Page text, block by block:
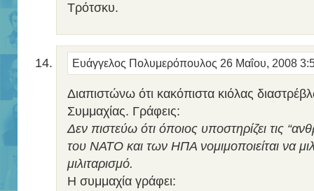
Τρότσκυ.
Ευάγγελος Πολυμερόπουλος 26 Μαΐου, 2008
Διαπιστώνω ότι κακόπιστα κιόλας
Συμμαχίας. Γράφεις:
Δεν πιστεύω ότι όποιος υποστηρίζει τις
του ΝΑΤΟ και των ΗΠΑ νομιμοποιείται να
μιλιταρισμό.
Η συμμαχία γράφει: